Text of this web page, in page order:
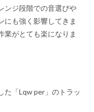
ンジ段階での音選びや
にも強く影響してきま
業がとても楽になりま
た「Lqw per」のトラッ